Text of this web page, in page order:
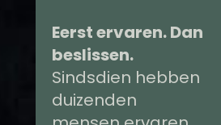
Eerst ervaren. Dan
beslissen.
Sindsdien hebben
duizenden